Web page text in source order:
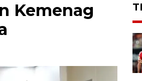
Kemenag